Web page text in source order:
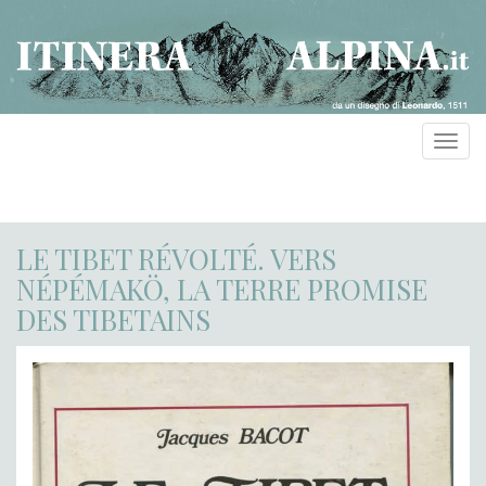
LE TIBET RÉVOLTÉ. VERS
NÉPÉMAKÖ, LA TERRE PROMISE
DES TIBETAINS